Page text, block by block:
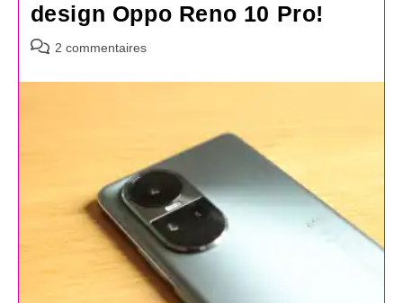
design Oppo Reno 10 Pro!
Commentaires
la
2 commentaires